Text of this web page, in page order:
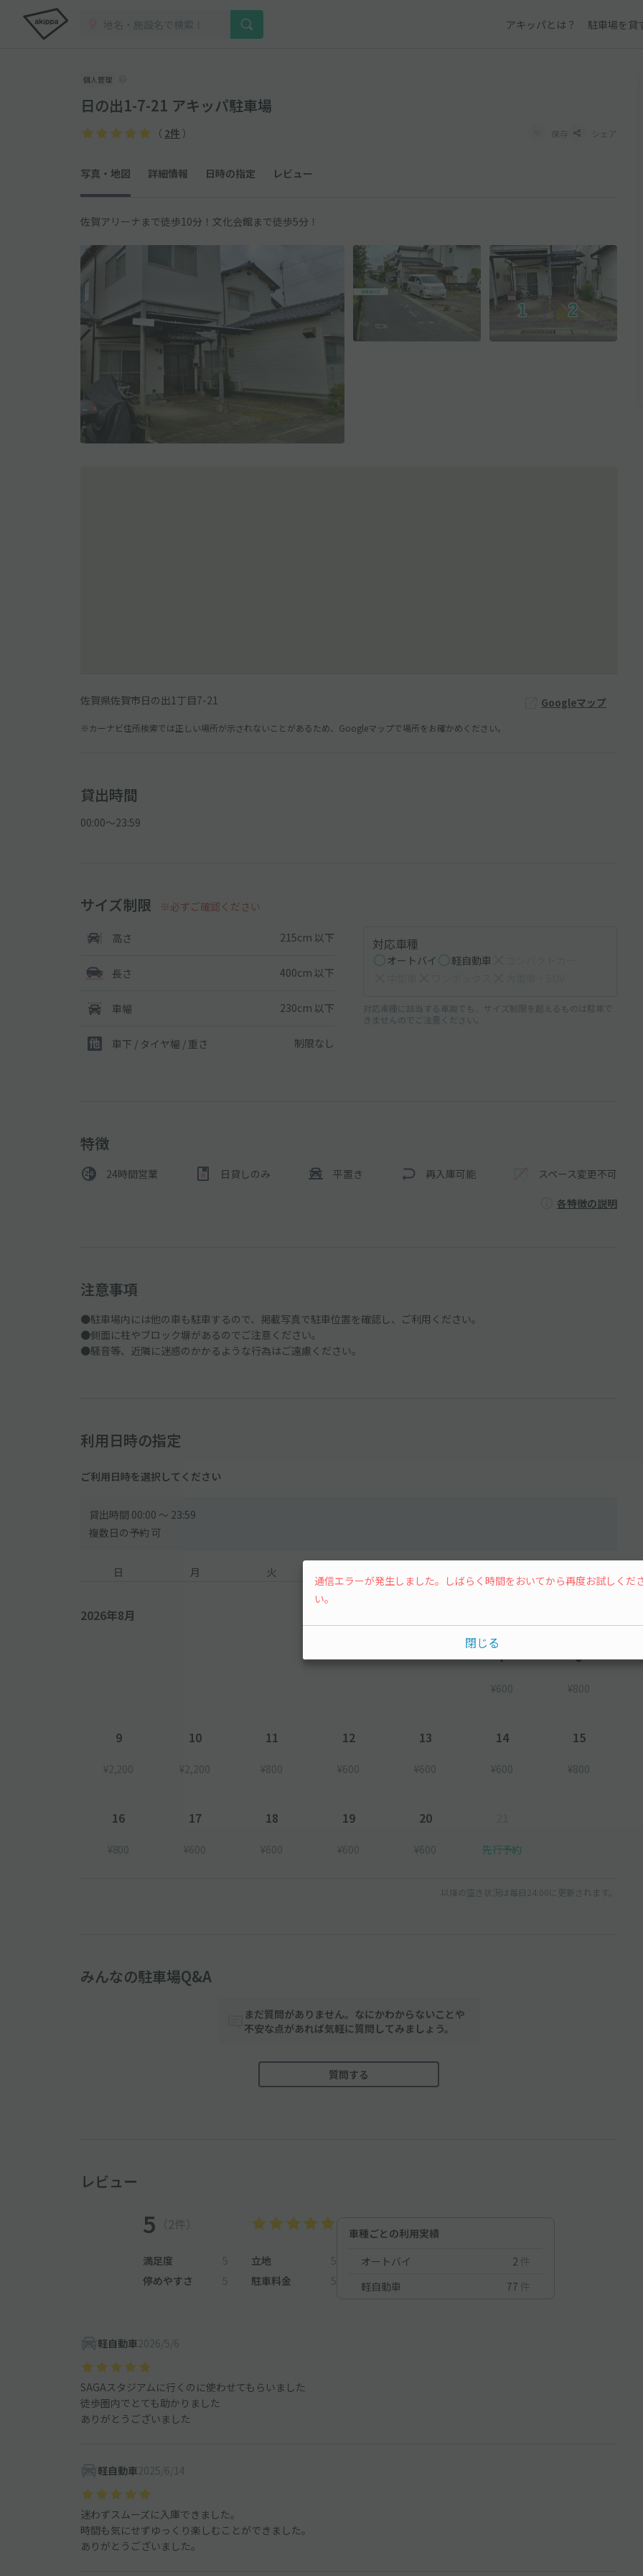
アキッパとは？ 駐車場を貸
個人管理
日の出1-7-21 アキッパ駐車場
（ 2件 ） 保存 シェア
写真・地図 詳細情報 日時の指定 レビュー
佐賀アリーナまで徒歩10分！文化会館まで徒歩5分！
佐賀県佐賀市日の出1丁目7-21 Googleマップ
※カーナビ住所検索では正しい場所が示されないことがあるため、Googleマップで場所をお確かめください。
貸出時間
00:00〜23:59
サイズ制限 ※必ずご確認ください
高さ 215cm 以下
長さ 400cm 以下
車幅 230cm 以下
車下 / タイヤ幅 / 重さ 制限なし
対応車種
オートバイ 軽自動車
対応車種に該当する車両でも、サイズ制限を超えるものは駐車で
きませんのでご注意ください。
特徴
24時間営業 日貸しのみ 平置き 再入庫可能 スペース変更不可
各特徴の説明
注意事項
●駐車場内には他の車も駐車するので、掲載写真で駐車位置を確認し、ご利用ください。
●側面に柱やブロック塀があるのでご注意ください。
●騒音等、近隣に迷惑のかかるような行為はご遠慮ください。
利用日時の指定
ご利用日時を選択してください
貸出時間 00:00 〜 23:59
複数日の予約 可
日 月 火
2026年8月
7
¥600
8
¥800
9
¥2,200
10
¥2,200
11
¥800
12
¥600
13
¥600
14
¥600
15
¥800
16
¥800
17
¥600
18
¥600
19
¥600
20
¥600 先行予約
以降の空き状況は毎日24:00に更新されます。
みんなの駐車場Q&A
まだ質問がありません。なにかわからないことや
不安な点があれば気軽に質問してみましょう。
質問する
レビュー
5 （2件）
満足度 5 立地
5
停めやすさ
5 駐車料金 5
車種ごとの利用実績
オートバイ
2 件
軽自動車
77 件
軽自動車2026/5/6
SAGAスタジアムに行くのに使わせてもらいました
徒歩圏内でとても助かりました
ありがとうございました
軽自動車2025/6/14
迷わずスムーズに入庫できました。
時間も気にせずゆっくり楽しむことができました。
ありがとうございました。
通信エラーが発生しました。しばらく時間をおいてから再度お試しくだ
い。
閉じる